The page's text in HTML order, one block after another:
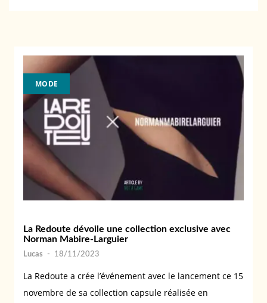
MODE
La Redoute dévoile une collection exclusive avec
Norman Mabire-Larguier
Lucas - 18/11/2023
La Redoute a crée l’événement avec le lancement ce 15
novembre de sa collection capsule réalisée en